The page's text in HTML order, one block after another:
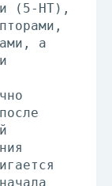
(5-HT),
а